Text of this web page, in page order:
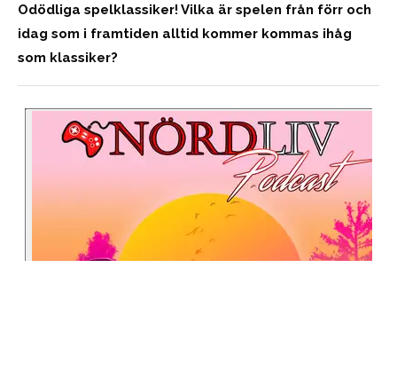
Odödliga spelklassiker! Vilka är spelen från förr och
idag som i framtiden alltid kommer kommas ihåg
som klassiker?